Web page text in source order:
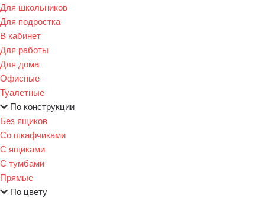
Для школьников
Для подростка
В кабинет
Для работы
Для дома
Офисные
Туалетные
По конструкции
Без ящиков
Со шкафчиками
С ящиками
С тумбами
Прямые
По цвету